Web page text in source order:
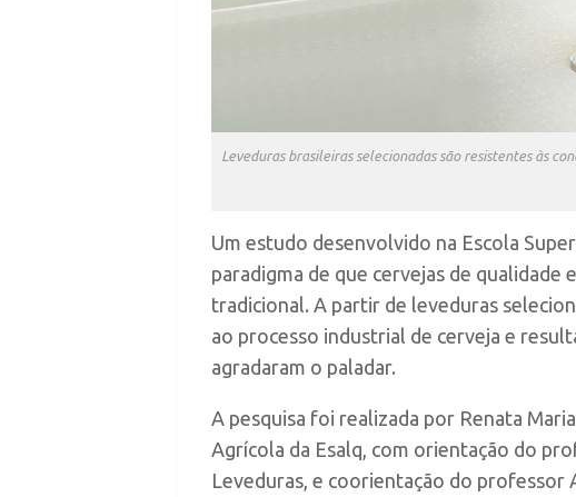
Leveduras brasileiras selecionadas são resistentes às
Um estudo desenvolvido na Escola
paradigma de que cervejas de
tradicional. A partir de leveduras
ao processo industrial de cerveja e
agradaram o paladar.
A pesquisa foi realizada por Renata
Agrícola da Esalq, com orientação do
Leveduras, e coorientação do professor